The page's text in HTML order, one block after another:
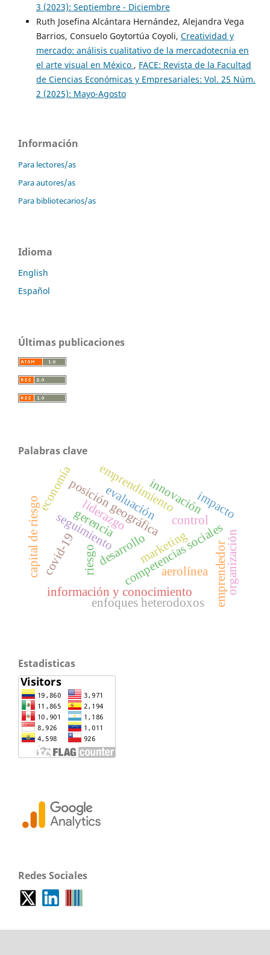
3 (2023): Septiembre - Diciembre
Ruth Josefina Alcántara Hernández, Alejandra Vega
Barrios, Consuelo Goytortúa Coyoli, Creatividad y
mercado: análisis cualitativo de la mercadotecnia en
el arte visual en México , FACE: Revista de la Facultad
de Ciencias Económicas y Empresariales: Vol. 25 Núm.
2 (2025): Mayo-Agosto
Información
Para lectores/as
Para autores/as
Para bibliotecarios/as
Idioma
English
Español
Últimas publicaciones
Palabras clave
control
evaluación
seguimientocompetencias sociales
innovación
posición geográfica
desarrollomarketing
información y conocimiento
aerolínea
covid-19
economía impacto
riesgo
emprendimiento
liderazgo
capital de riesgo emprendedor
gerencia
organización
enfoques heterodoxos
Estadisticas
Redes Sociales